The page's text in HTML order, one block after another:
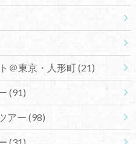
＠東京・人形町(21)
(91)
アー (98)